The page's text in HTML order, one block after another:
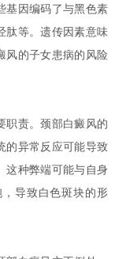
基因编码了与黑色素
肽等。遗传因素意味
风的子女患病的风险
责。颈部白癜风的
的异常反应可能导致
这种弊端可能与自身
导致白色斑块的形